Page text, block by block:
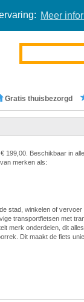
Meer
Gratis thuisbezorgd
199,00. Beschikbaar in
merken als:
stad, winkelen of
transportfietsen met
merk onderdelen, dit
Dit maakt de fiets